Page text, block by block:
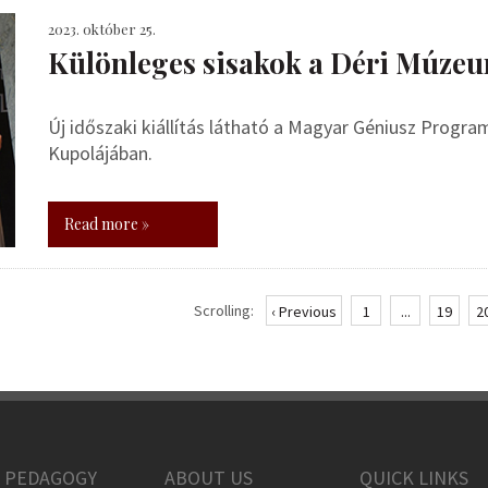
2023. október 25.
Különleges sisakok a Déri
Új időszaki kiállítás látható a Magyar Géniusz
Kupolájában.
Read more »
Scrolling: ‹ Previous 1 ... 19
ABOUT US QUICK LINKS